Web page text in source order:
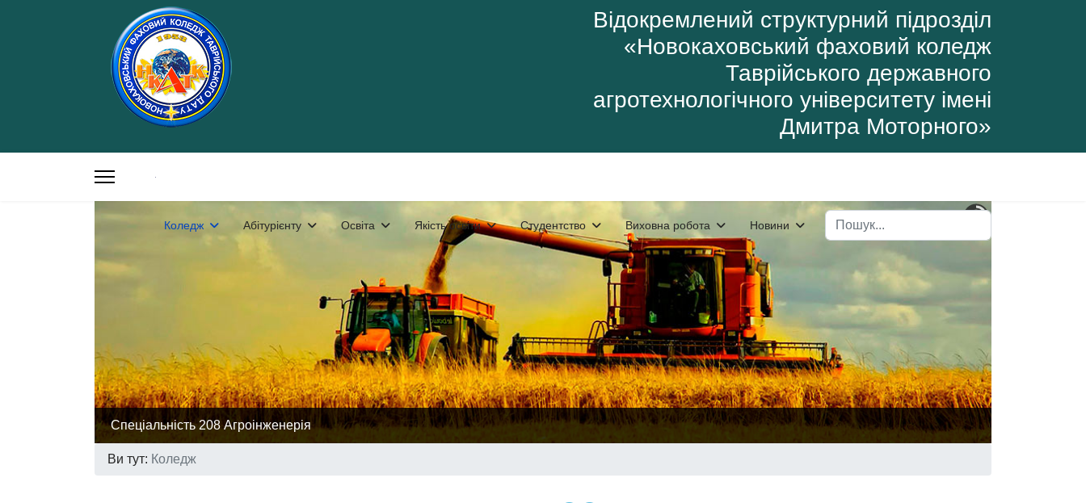
Відокремлений структурний підрозділ
«Новокаховський фаховий коледж
Таврійського державного
агротехнологічного університету імені
Дмитра Моторного»
Коледж Абітурієнту Освіта Якість освіти Студентство Виховна робота Новини Пошук
Спеціальність 208 Агроінженерія
Ви тут: Коледж